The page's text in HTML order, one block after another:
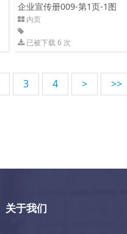
企业宣传册009-第1页-1图
内页
已被下载 6 次
3 4 > >>
关于我们